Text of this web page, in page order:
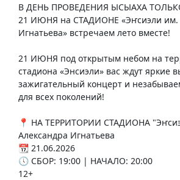
В ДЕНЬ ПРОВЕДЕНИЯ ЫСЫАХА
21 ИЮНЯ на СТАДИОНЕ «Эҥсиэли им.
Игнатьева» встречаем лето вместе!
21 ИЮНЯ под открытым небом на
стадиона «Энсиэли» вас ждут яркие
зажигательный концерт и
для всех поколений!
📍 НА ТЕРРИТОРИИ СТАДИОНА
Александра Игнатьева
📆 21.06.2026
🕔 СБОР: 19:00 | НАЧАЛО: 20:00
12+